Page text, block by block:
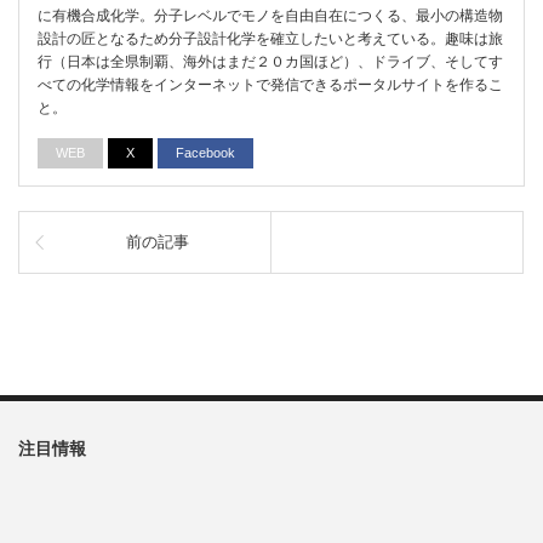
に有機合成化学。分子レベルでモノを自由自在につくる、最小の構造物
設計の匠となるため分子設計化学を確立したいと考えている。趣味は旅
行（日本は全県制覇、海外はまだ２０カ国ほど）、ドライブ、そしてす
べての化学情報をインターネットで発信できるポータルサイトを作るこ
と。
WEB X Facebook
前の記事
注目情報